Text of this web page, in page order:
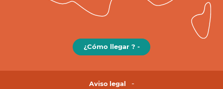
¿Cómo llegar ? -
Aviso legal